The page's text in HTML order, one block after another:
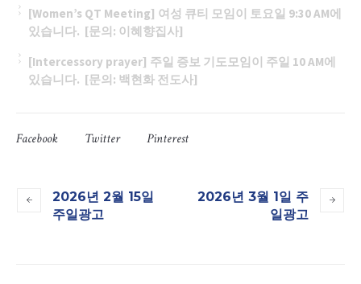
[Women’s QT Meeting] 여성 큐티 모임이 토요일 9:30 AM에
있습니다. [문의: 이혜향집사]
[Intercessory prayer] 주일 증보 기도모임이 주일 10 AM에
있습니다. [문의: 백현화 전도사]
Facebook Twitter Pinterest
2026년 2월 15일
주일광고
2026년 3월 1일 주
일광고